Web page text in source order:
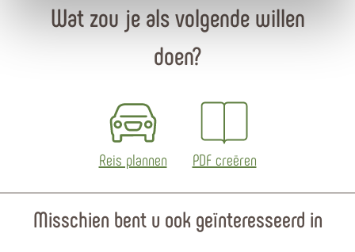
Wat zou je als volgende willen
doen?
Reis plannen PDF creëren
Misschien bent u ook geïnteresseerd in